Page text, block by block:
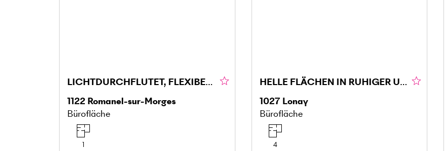
LICHTDURCHFLUTET, FLEXIBEL & MODERN
1122 Romanel-sur-Morges
Bürofläche
1
HELLE FLÄCHEN IN RUHIGER UMGEBUNG
1027 Lonay
Bürofläche
4